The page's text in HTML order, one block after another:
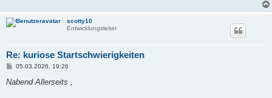
scotty10
Entwicklungsleiter
Re: kuriose Startschwierigkeiten
B
i
05.03.2026, 19:26
Nabend Allerseits ,